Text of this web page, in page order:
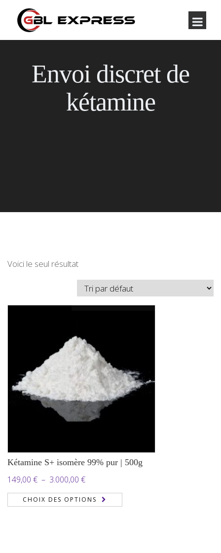
Envoi discret de
kétamine
Voici le seul résultat
Kétamine S+ isomère 99% pur | 500g
149,00 € – 3.000,00 €Plage
de
prix :
CHOIX DES OPTIONS